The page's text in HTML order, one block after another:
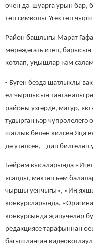
өчен дә шуарга урын бар,
төп символы-Үгез төп
Район башлыгы Марат
мөрәҗәгать итеп,
котлап, уңышлар һәм
- Бүген бездә шатлыклы
ел чыршысын тантаналы
районы үзгәрде, матур,
тудырган һәр
шатлык белән килсен Яңа
дә үтәлсен, - дип
Бәйрәм кысаларында
ясалды, мәктәп һәм
чыршы уенчыгы», «Иң
конкурсларында,
конкурсында җиңүчеләр
редакциясе тарафыннан
багышланган